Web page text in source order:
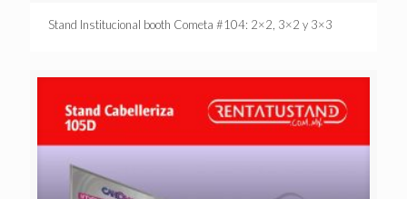
Stand Institucional booth Cometa #104: 2×2, 3×2 y 3×3